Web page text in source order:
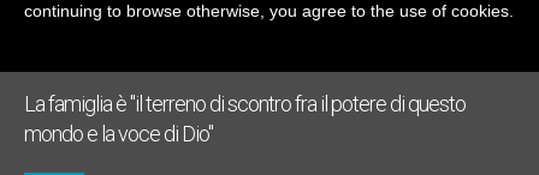
ULTIME NOTIZIE
La famiglia è "il terreno di scontro fra il potere di questo
mondo e la voce di Dio"
continuing to browse otherwise, you agree to the use of cookies.